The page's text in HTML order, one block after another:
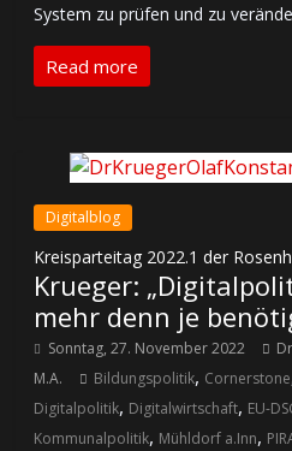
System zu prü­fen und zu
Read more
Digitalblog
Kreisparteitag 2022.1 der
Krueger:
mehr denn je
Sonntag, 27. November 2022
M.A.
Bildungspolitik, Cornerstone
Digitalpolitik, Digitalwirtschaft, EU-
Kommunalpolitik, Mühldorf a.Inn,